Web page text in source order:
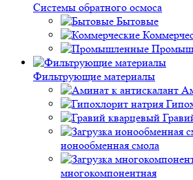
Системы обратного осмоса
Бытовые
Фильтрующие материалы
ионообменная смола
многокомпонентная